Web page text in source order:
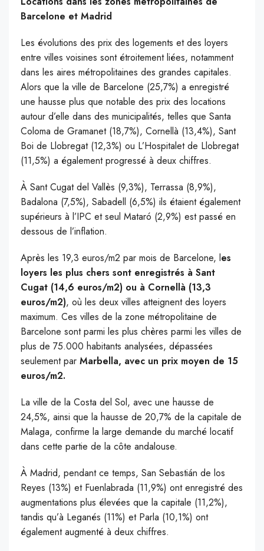
Barcelone et Madrid
Les évolutions des prix des logements et des loyers
entre villes voisines sont étroitement liées, notamment
dans les aires métropolitaines des grandes capitales.
Alors que la ville de Barcelone (25,7%) a enregistré
une hausse plus que notable des prix des locations
autour d’elle dans des municipalités, telles que Santa
Coloma de Gramanet (18,7%), Cornellà (13,4%), Sant
Boi de Llobregat (12,3%) ou L’Hospitalet de Llobregat
(11,5%) a également progressé à deux chiffres.
À Sant Cugat del Vallès (9,3%), Terrassa (8,9%),
Badalona (7,5%), Sabadell (6,5%) ils étaient également
supérieurs à l’IPC et seul Mataró (2,9%) est passé en
dessous de l’inflation.
Après les 19,3 euros/m2 par mois de Barcelone, les
loyers les plus chers sont enregistrés à Sant
Cugat (14,6 euros/m2) ou à Cornellà (13,3
euros/m2), où les deux villes atteignent des loyers
maximum. Ces villes de la zone métropolitaine de
Barcelone sont parmi les plus chères parmi les villes de
plus de 75.000 habitants analysées, dépassées
seulement par Marbella, avec un prix moyen de 15
euros/m2.
La ville de la Costa del Sol, avec une hausse de
24,5%, ainsi que la hausse de 20,7% de la capitale de
Malaga, confirme la large demande du marché locatif
dans cette partie de la côte andalouse.
À Madrid, pendant ce temps, San Sebastián de los
Reyes (13%) et Fuenlabrada (11,9%) ont enregistré des
augmentations plus élevées que la capitale (11,2%),
tandis qu’à Leganés (11%) et Parla (10,1%) ont
également augmenté à deux chiffres.